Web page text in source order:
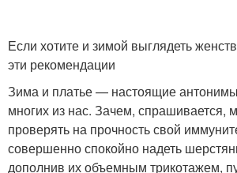
Если хотите и зимой выглядеть
эти рекомендации
Зима и платье — настоящие
многих из нас. Зачем, спрашивается,
проверять на прочность свой
совершенно спокойно надеть
дополнив их объемным трикотажем,